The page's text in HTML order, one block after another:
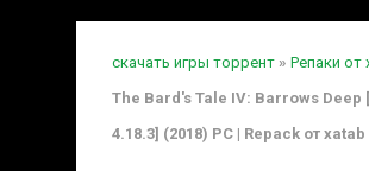
скачать игры торрент » Репаки от
The Bard's Tale IV: Barrows Deep
4.18.3] (2018) PC | Repack от xatab